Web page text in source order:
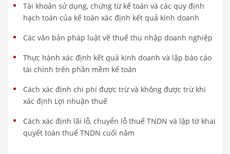
Tài khoản sử dụng, chứng từ kế toán và các quy định
hạch toán của kế toán xác định kết quả kinh doanh
Các văn bản pháp luật về thuế thu nhập doanh nghiệp
Thực hành xác định kết quả kinh doanh và lập báo cáo
tài chính trên phần mềm kế toán
Cách xác định chi phí được trừ và không được trừ khi
xác định Lợi nhuận thuế
Cách xác định lãi lỗ, chuyển lỗ thuế TNDN và lập tờ khai
quyết toán thuế TNDN cuối năm